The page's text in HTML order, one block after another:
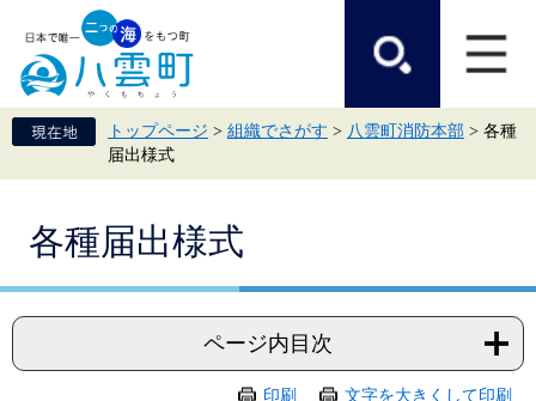
頭
で
飛
ば
て
トップページ > 組織でさがす > 八雲町消防本部 > 各種
届出様式
各種届出様式
ページ内目次
印刷
文字を大きくして印刷